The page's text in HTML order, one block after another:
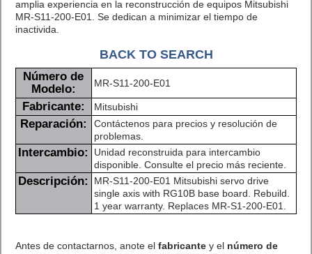
amplia experiencia en la reconstrucción de equipos Mitsubishi
MR-S11-200-E01. Se dedican a minimizar el tiempo de
inactivida.
BACK TO SEARCH
Número de
Modelo:
MR-S11-200-E01
Fabricante: Mitsubishi
Reparación:
Contáctenos para precios y resolución de
problemas.
Intercambio:
Unidad reconstruida para intercambio
disponible. Consulte el precio más reciente.
Descripción:
MR-S11-200-E01 Mitsubishi servo drive
single axis with RG10B base board. Rebuild.
1 year warranty. Replaces MR-S1-200-E01.
Antes de contactarnos, anote el fabricantey el número de